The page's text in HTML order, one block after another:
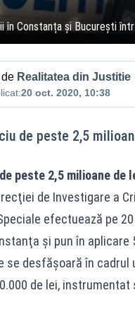
în Constanța şi București
Realitatea din Justitie
20 oct. 2020, 10:38
de peste 2,5
peste 2,5 milioane de
de Investigare a
efectuează pe
şi pun în
se desfăşoară în cadrul
de lei,